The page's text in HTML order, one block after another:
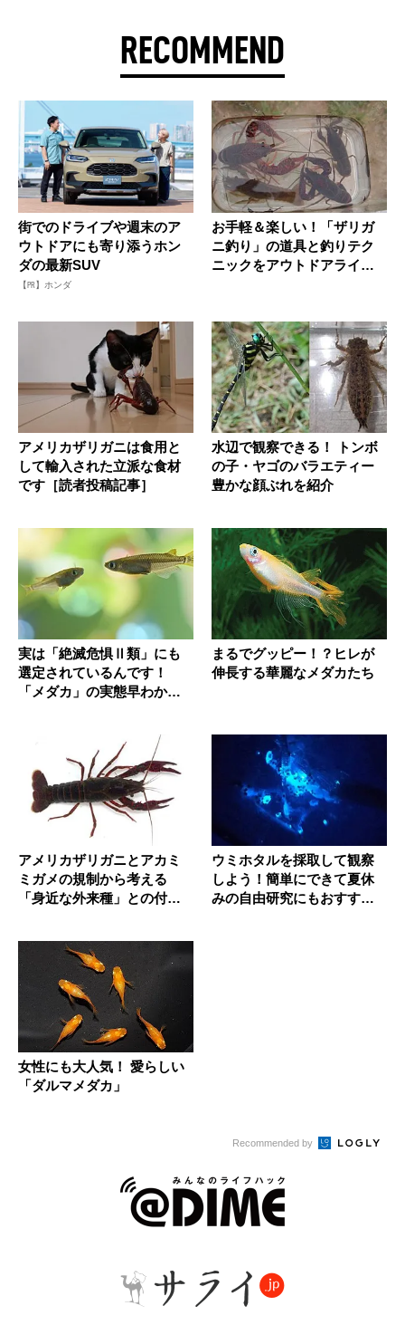
RECOMMEND
街でのドライブや週末のア
ウトドアにも寄り添うホン
ダの最新SUV
【PR】ホンダ
お手軽＆楽しい！「ザリガ
ニ釣り」の道具と釣りテク
ニックをアウトドアライタ
アメリカザリガニは食用と
して輸入された立派な食材
です［読者投稿記事］
水辺で観察できる！ トンボ
の子・ヤゴのバラエティー
豊かな顔ぶれを紹介
実は「絶滅危惧Ⅱ類」にも
選定されているんです！
「メダカ」の実態早わかり
まるでグッピー！？ヒレが
伸長する華麗なメダカたち
アメリカザリガニとアカミ
ミガメの規制から考える
「身近な外来種」との付き
ウミホタルを採取して観察
しよう！簡単にできて夏休
みの自由研究にもおすす
女性にも大人気！ 愛らしい
「ダルマメダカ」
Recommended by